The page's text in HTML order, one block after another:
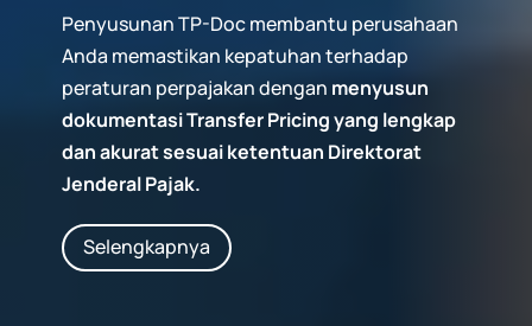
Penyusunan TP-Doc membantu perusahaan
Anda memastikan kepatuhan terhadap
peraturan perpajakan dengan menyusun
dokumentasi Transfer Pricing yang lengkap
dan akurat sesuai ketentuan Direktorat
Jenderal Pajak.
Selengkapnya